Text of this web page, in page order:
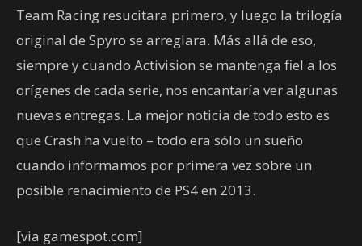
Team Racing resucitara primero, y luego la trilogía
original de Spyro se arreglara. Más allá de eso,
siempre y cuando Activision se mantenga fiel a los
orígenes de cada serie, nos encantaría ver algunas
nuevas entregas. La mejor noticia de todo esto es
que Crash ha vuelto – todo era sólo un sueño
cuando informamos por primera vez sobre un
posible renacimiento de PS4 en 2013.
[via gamespot.com]